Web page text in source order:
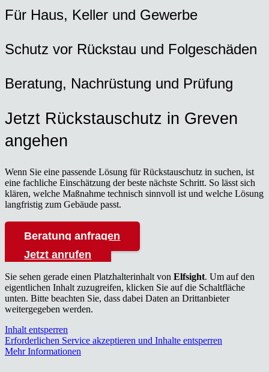
Für Haus, Kel­ler und Gewer­be
Schutz vor Rück­stau und Fol­ge­schä­den
Bera­tung, Nach­rüs­tung und Prü­fung
Jetzt Rückstau­schutz in Gre­ven
ange­hen
Wenn Sie eine pas­sen­de Lösung für Rückstau­schutz in suchen, ist
eine fach­li­che Ein­schät­zung der bes­te nächs­te Schritt. So lässt sich
klä­ren, wel­che Maß­nah­me tech­nisch sinn­voll ist und wel­che Lösung
lang­fris­tig zum Gebäu­de passt.
Bera­tung anfra­gen
Jetzt anru­fen
Sie sehen gerade einen Platzhalterinhalt von Elfsight. Um auf den
eigentlichen Inhalt zuzugreifen, klicken Sie auf die Schaltfläche
unten. Bitte beachten Sie, dass dabei Daten an Drittanbieter
weitergegeben werden.
Inhalt entsperren
Erforderlichen Service akzeptieren und Inhalte entsperren
Mehr Informationen